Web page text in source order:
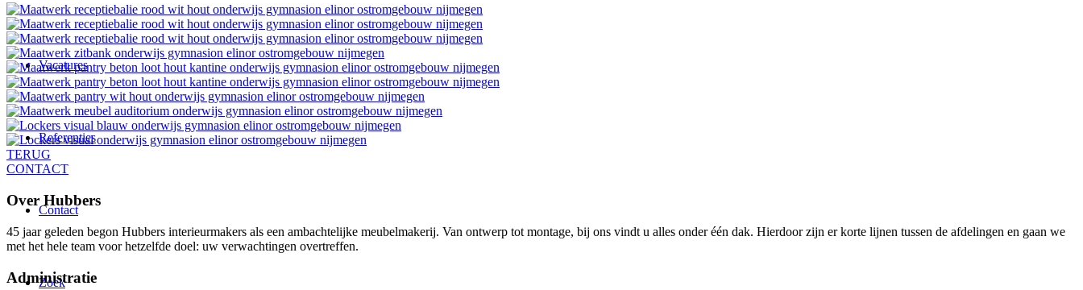
Vacatures
Referenties
Contact
Zoek
TERUG
CONTACT
Over Hubbers
45 jaar geleden begon Hubbers interieurmakers als een ambachtelijke meubelmakerij. Van ontwerp tot montage, bij ons vindt u alles onder één dak. Hierdoor zijn er korte lijnen tussen de afdelingen en gaan we
met het hele team voor hetzelfde doel: uw verwachtingen overtreffen.
Administratie